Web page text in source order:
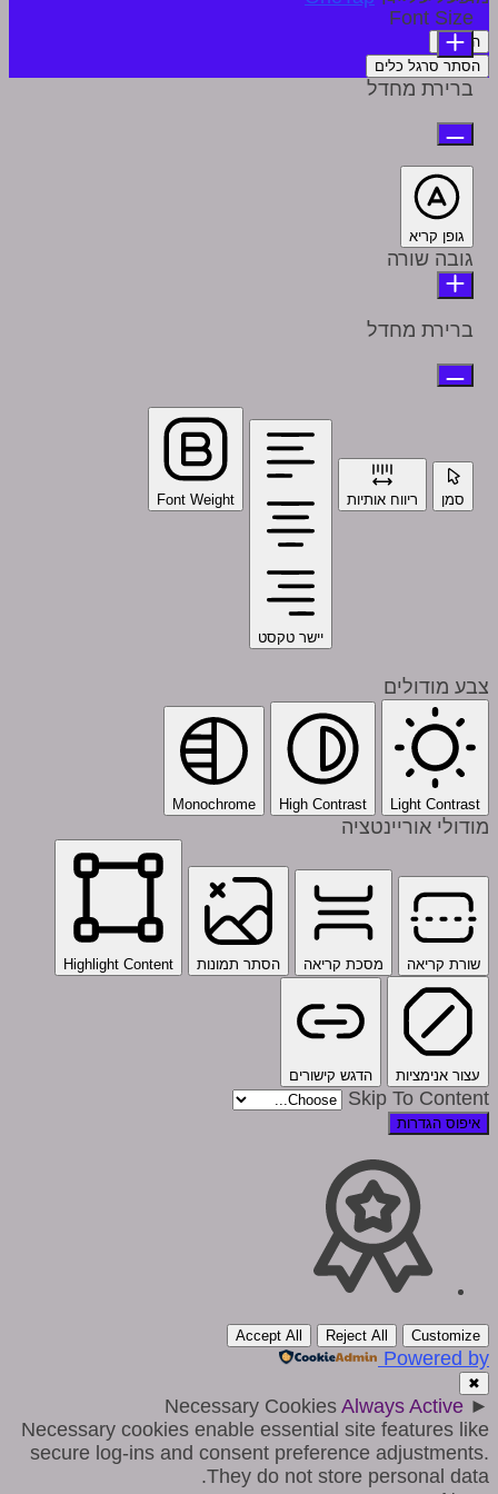
הצהרה
הסתר סרגל כלים
Font Size
ברירת מחדל
גופן קריא
גובה שורה
ברירת מחדל
סמן ריווח אותיות
יישר טקסט
Font Weight
צבע מודולים
Light Contrast
High Contrast
Monochrome
מודולי אוריינטציה
שורת קריאה מסכת קריאה הסתר תמונות Highlight Content
עצור אנימציות הדגש קישורים
Skip To Content
איפוס הגדרות
Customize
Reject All
Accept All
Powered by
✖
►
Necessary Cookies Always Active
Necessary cookies enable essential site features like
secure log-ins and consent preference adjustments.
They do not store personal data.